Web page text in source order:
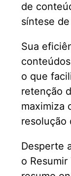
de
síntese
Sua
o que
retenção
maximiza
resolução
Desperte
o